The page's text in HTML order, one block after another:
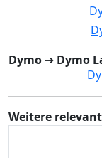
Dymo ➔ Dymo
Weitere